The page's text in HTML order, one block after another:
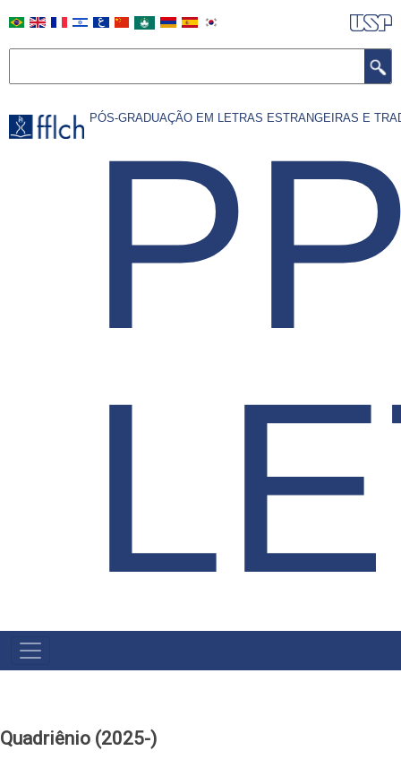
conteúdo
principal
PÓS-GRADUAÇÃO EM LETRAS ESTRANGEIRAS E
MAIN
NAVIGATION
Quadriênio (2025-)